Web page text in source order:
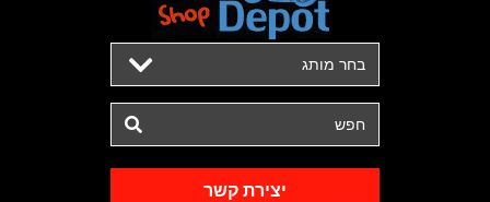
בחר מותג
יצירת קשר